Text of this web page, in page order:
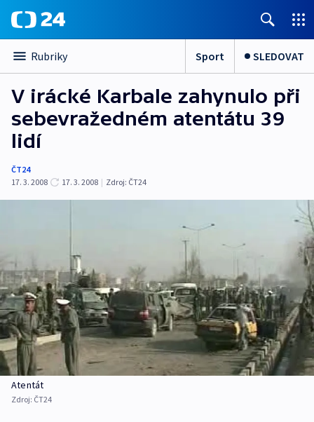
Rubriky Sport SLEDOVAT
V irácké Karbale zahynulo při
sebevražedném atentátu 39
lidí
ČT24
17. 3. 2008
17. 3. 2008 | Zdroj: ČT24
Atentát
Zdroj: ČT24